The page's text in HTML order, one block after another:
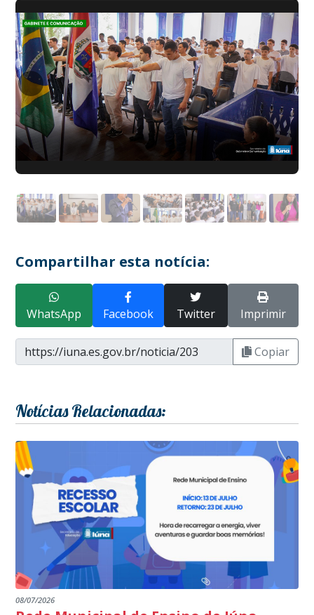
Compartilhar esta notícia:
WhatsApp Facebook Twitter Imprimir
Copiar
Notícias Relacionadas:
08/07/2026